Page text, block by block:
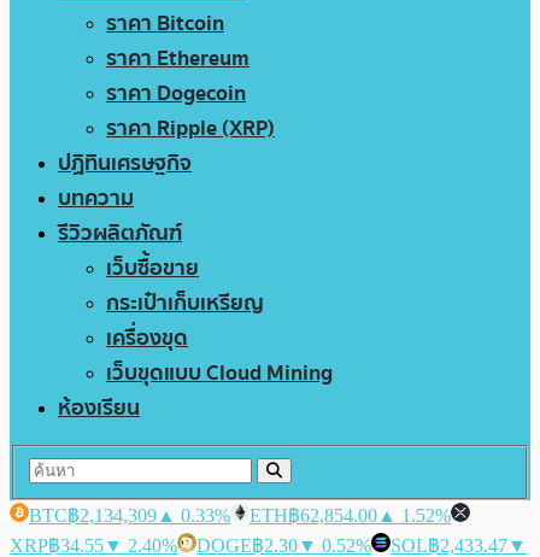
ราคา Bitcoin
ราคา Ethereum
ราคา Dogecoin
ราคา Ripple (XRP)
ปฏิทินเศรษฐกิจ
บทความ
รีวิวผลิตภัณฑ์
เว็บซื้อขาย
กระเป๋าเก็บเหรียญ
เครื่องขุด
เว็บขุดแบบ Cloud Mining
ห้องเรียน
BTC฿2,134,309 ▲ 0.33% ETH฿62,854.00 ▲ 1.52%
XRP฿34.55▼ 2.40% DOGE฿2.30▼ 0.52% SOL฿2,433.47▼